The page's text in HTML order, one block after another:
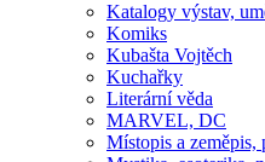
Katalogy výstav,
Komiks
Kubašta Vojtěch
Kuchařky
Literární věda
MARVEL, DC
Místopis a zeměpis,